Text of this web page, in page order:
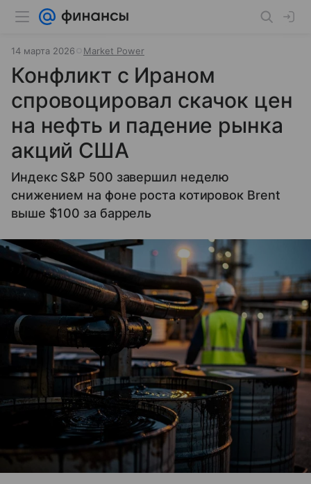
14 марта 2026 Market Power
Конфликт с Ираном
спровоцировал скачок цен
на нефть и падение рынка
акций США
Индекс S&P 500 завершил неделю
снижением на фоне роста котировок Brent
выше $100 за баррель